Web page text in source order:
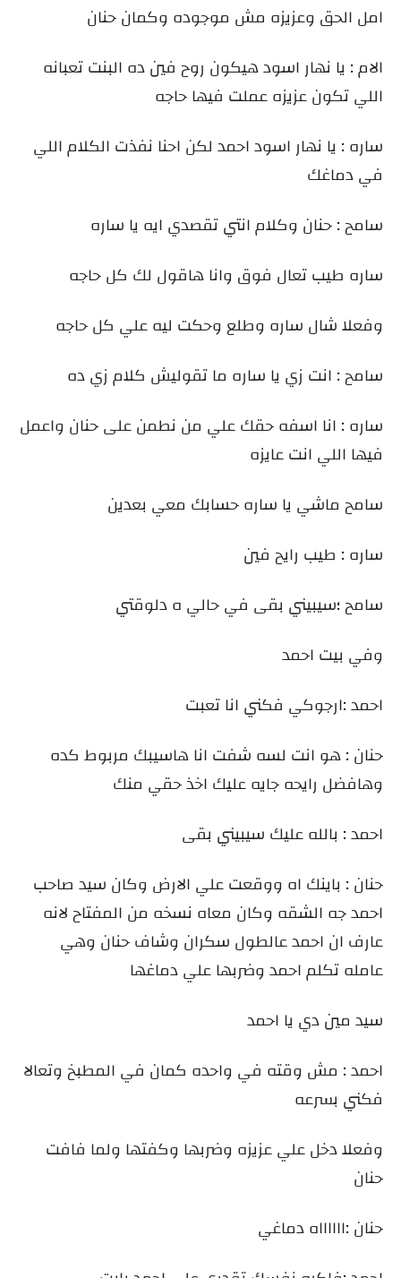
امل الحق وعزيزه مش موجوده وكمان حنان
الام : يا نهار اسود هيكون روح فين ده البنت تعبانه
اللي تكون عزيزه عملت فيها حاجه
ساره : يا نهار اسود احمد لكن احنا نفذت الكلام اللي
في دماغك
سامح : حنان وكلام انتي تقصدي ايه يا ساره
ساره طيب تعال فوق وانا هاقول لك كل حاجه
وفعلا شال ساره وطلع وحكت ليه علي كل حاجه
سامح : انت زي يا ساره ما تقوليش كلام زي ده
ساره : انا اسفه حقك علي من نطمن على حنان واعمل
فيها اللي انت عايزه
سامح ماشي يا ساره حسابك معي بعدين
ساره : طيب رايح فين
سامح ؛سيبيني بقى في حالي ه دلوقتي
وفي بيت احمد
احمد :ارجوكي فكني انا تعبت
حنان : هو انت لسه شفت انا هاسيبك مربوط كده
وهافضل رايحه جايه عليك اخذ حقي منك
احمد : بالله عليك سيبيني بقى
حنان : باينك اه ووقعت علي الارض وكان سيد صاحب
احمد جه الشقه وكان معاه نسخه من المفتاح لانه
عارف ان احمد عالطول سكران وشاف حنان وهي
عامله تكلم احمد وضربها علي دماغها
سيد مين دي يا احمد
احمد : مش وقته في واحده كمان في المطبخ وتعالا
فكني بسرعه
وفعلا دخل علي عزيزه وضربها وكفتها ولما فافت
حنان
حنان :ااااااه دماغي